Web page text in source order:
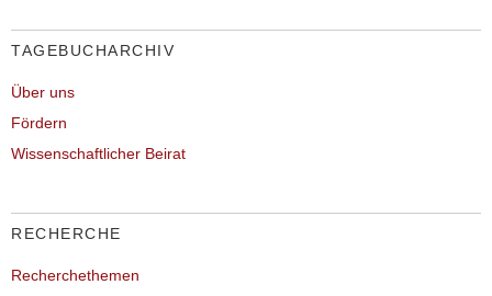
TAGEBUCHARCHIV
Über uns
Fördern
Wissenschaftlicher Beirat
RECHERCHE
Recherchethemen